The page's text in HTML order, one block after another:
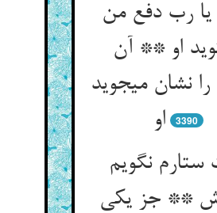
رب دفع من
او ** آن
نشان می‏جوید
او
3390
نگویم
** جز یکی